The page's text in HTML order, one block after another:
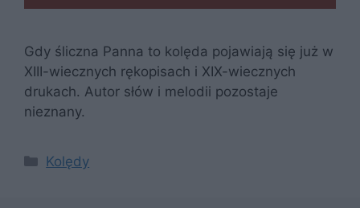
Gdy śliczna Panna to kolęda pojawiają się już w
XIII-wiecznych rękopisach i XIX-wiecznych
drukach. Autor słów i melodii pozostaje
nieznany.
Kategorie
Kolędy